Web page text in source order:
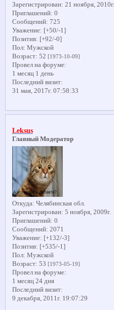
Зарегистрирован: 21 ноября, 2010г.
Приглашений: 0
Сообщений: 725
Уважение: [+50/-1]
Позитив: [+92/-0]
Пол: Мужской
Возраст: 52 [1973-10-09]
Провел на форуме:
1 месяц 1 день
Последний визит:
31 мая, 2017г. 07:58:33
Leksus
Главный Модератор
Откуда: Челябинская обл.
Зарегистрирован: 5 ноября, 2009г.
Приглашений: 0
Сообщений: 2071
Уважение: [+132/-3]
Позитив: [+535/-1]
Пол: Мужской
Возраст: 53 [1973-05-19]
Провел на форуме:
1 месяц 24 дня
Последний визит:
9 декабря, 2011г. 19:07:29